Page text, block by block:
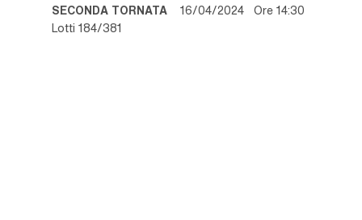
SECONDA TORNATA16/04/2024 Ore 14:30
Lotti 184/381